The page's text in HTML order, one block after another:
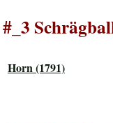
#_3
Horn (1791)